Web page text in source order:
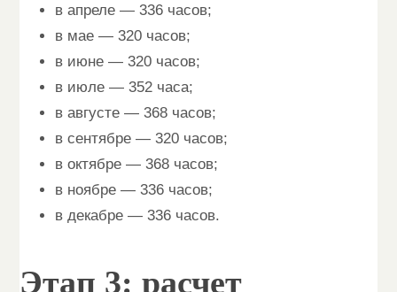
в апреле — 336 часов;
в мае — 320 часов;
в июне — 320 часов;
в июле — 352 часа;
в августе — 368 часов;
в сентябре — 320 часов;
в октябре — 368 часов;
в ноябре — 336 часов;
в декабре — 336 часов.
Этап 3: расчет